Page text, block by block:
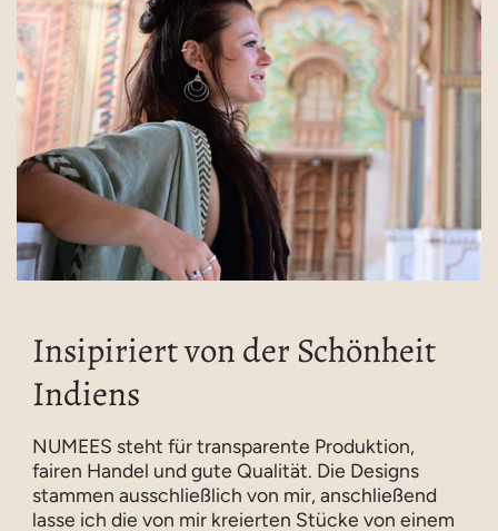
Insipiriert von der Schönheit
Indiens
NUMEES steht für transparente Produktion,
fairen Handel und gute Qualität. Die Designs
stammen ausschließlich von mir, anschließend
lasse ich die von mir kreierten Stücke von einem